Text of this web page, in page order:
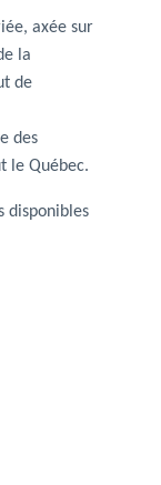
axée sur
la
de
des
le Québec.
disponibles